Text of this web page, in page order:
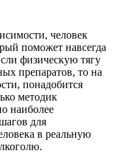
человек
поможет навсегда
физическую тягу
препаратов, то на
понадобится
методик
наиболее
для
в реальную